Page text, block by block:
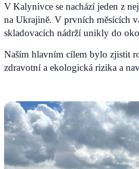
V Kalynivce se nachází jeden z
na Ukrajině. V prvních měsících
skladovacích nádrží unikly do
Naším hlavním cílem bylo zjistit
zdravotní a ekologická rizika a